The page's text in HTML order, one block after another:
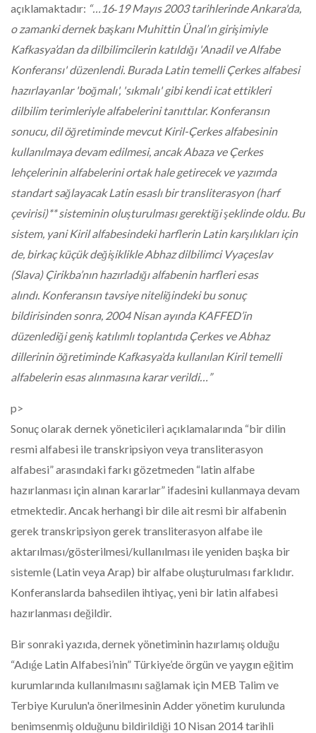
açıklamaktadır: “…16‐19 Mayıs 2003 tarihlerinde Ankara'da,
o zamanki dernek başkanı Muhittin Ünal’ın girişimiyle
Kafkasya’dan da dilbilimcilerin katıldığı 'Anadil ve Alfabe
Konferansı' düzenlendi. Burada Latin temelli Çerkes alfabesi
hazırlayanlar 'boğmalı', 'sıkmalı' gibi kendi icat ettikleri
dilbilim terimleriyle alfabelerini tanıttılar. Konferansın
sonucu, dil öğretiminde mevcut Kiril-Çerkes alfabesinin
kullanılmaya devam edilmesi, ancak Abaza ve Çerkes
lehçelerinin alfabelerini ortak hale getirecek ve yazımda
standart sağlayacak Latin esaslı bir transliterasyon (harf
çevirisi)** sisteminin oluşturulması gerektiği şeklinde oldu. Bu
sistem, yani Kiril alfabesindeki harflerin Latin karşılıkları için
de, birkaç küçük değişiklikle Abhaz dilbilimci Vyaçeslav
(Slava) Çirikba’nın hazırladığı alfabenin harfleri esas
alındı. Konferansın tavsiye niteliğindeki bu sonuç
bildirisinden sonra, 2004 Nisan ayında KAFFED’in
düzenlediği geniş katılımlı toplantıda Çerkes ve Abhaz
dillerinin öğretiminde Kafkasya’da kullanılan Kiril temelli
alfabelerin esas alınmasına karar verildi…”
p>
Sonuç olarak dernek yöneticileri açıklamalarında “bir dilin
resmi alfabesi ile transkripsiyon veya transliterasyon
alfabesi” arasındaki farkı gözetmeden “latin alfabe
hazırlanması için alınan kararlar” ifadesini kullanmaya devam
etmektedir. Ancak herhangi bir dile ait resmi bir alfabenin
gerek transkripsiyon gerek transliterasyon alfabe ile
aktarılması/gösterilmesi/kullanılması ile yeniden başka bir
sistemle (Latin veya Arap) bir alfabe oluşturulması farklıdır.
Konferanslarda bahsedilen ihtiyaç, yeni bir latin alfabesi
hazırlanması değildir.
Bir sonraki yazıda, dernek yönetiminin hazırlamış olduğu
“Adıǵe Latin Alfabesi’nin” Türkiye’de örgün ve yaygın eğitim
kurumlarında kullanılmasını sağlamak için MEB Talim ve
Terbiye Kurulun'a önerilmesinin Adder yönetim kurulunda
benimsenmiş olduğunu bildirildiği 10 Nisan 2014 tarihli